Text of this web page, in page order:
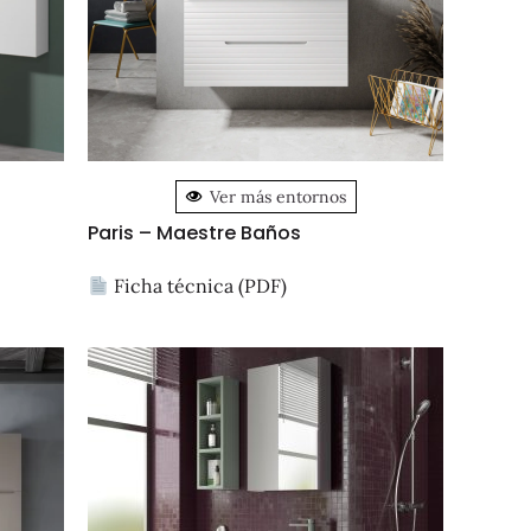
Ver más entornos
Paris – Maestre Baños
Ficha técnica (PDF)